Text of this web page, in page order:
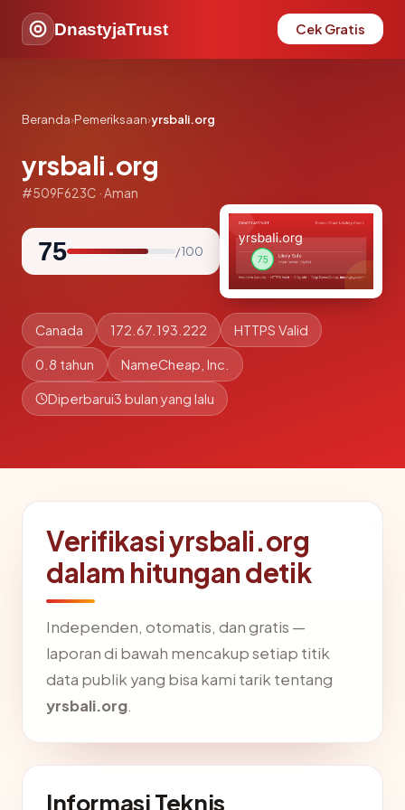
DnastyjaTrust Cek Gratis
Beranda›Pemeriksaan›yrsbali.org
yrsbali.org
#509F623C · Aman
75 / 100
Canada 172.67.193.222 HTTPS Valid
0.8 tahun NameCheap, Inc.
Diperbarui3 bulan yang lalu
Verifikasi yrsbali.org
dalam hitungan detik
Independen, otomatis, dan gratis —
laporan di bawah mencakup setiap titik
data publik yang bisa kami tarik tentang
yrsbali.org.
Informasi Teknis